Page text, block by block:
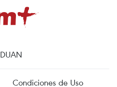
Condiciones de Uso